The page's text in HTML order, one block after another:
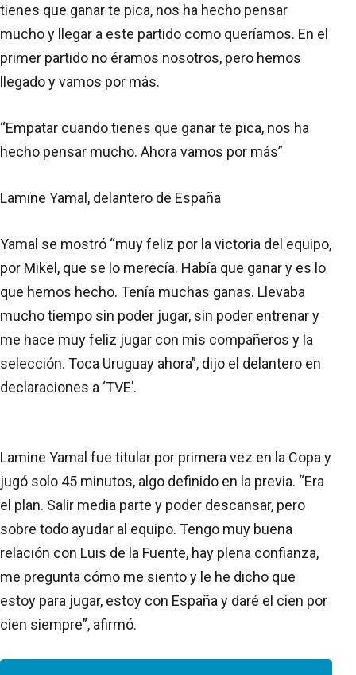
tienes que ganar te pica, nos ha hecho pensar
mucho y llegar a este partido como queríamos. En el
primer partido no éramos nosotros, pero hemos
llegado y vamos por más.
“Empatar cuando tienes que ganar te pica, nos ha
hecho pensar mucho. Ahora vamos por más”
Lamine Yamal, delantero de España
Yamal se mostró “muy feliz por la victoria del equipo,
por Mikel, que se lo merecía. Había que ganar y es lo
que hemos hecho. Tenía muchas ganas. Llevaba
mucho tiempo sin poder jugar, sin poder entrenar y
me hace muy feliz jugar con mis compañeros y la
selección. Toca Uruguay ahora”, dijo el delantero en
declaraciones a ‘TVE’.
Lamine Yamal fue titular por primera vez en la Copa y
jugó solo 45 minutos, algo definido en la previa. “Era
el plan. Salir media parte y poder descansar, pero
sobre todo ayudar al equipo. Tengo muy buena
relación con Luis de la Fuente, hay plena confianza,
me pregunta cómo me siento y le he dicho que
estoy para jugar, estoy con España y daré el cien por
cien siempre”, afirmó.